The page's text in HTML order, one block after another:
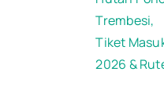
Trembesi,
Tiket
2026 &